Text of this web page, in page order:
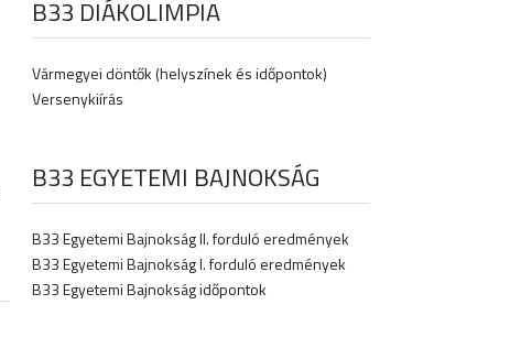
B33 DIÁKOLIMPIA
Vármegyei döntők (helyszínek és időpontok)
Versenykiírás
B33 EGYETEMI BAJNOKSÁG
B33 Egyetemi Bajnokság II. forduló eredmények
B33 Egyetemi Bajnokság I. forduló eredmények
B33 Egyetemi Bajnokság időpontok